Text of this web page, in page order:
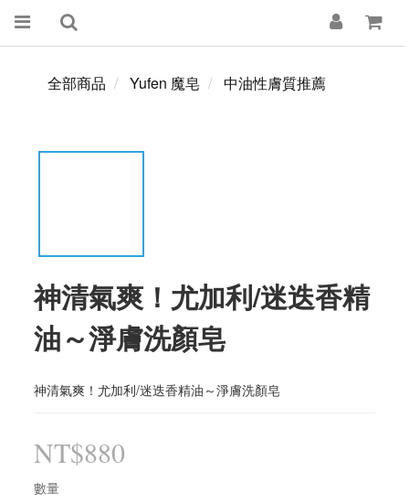
全部商品 Yufen 魔皂 中油性膚質推薦
神清氣爽！尤加利/迷迭香精
油～淨膚洗顏皂
神清氣爽！尤加利/迷迭香精油～淨膚洗顏皂
NT$880
數量